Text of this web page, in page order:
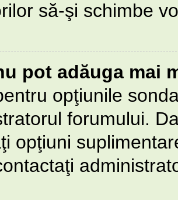
să-şi schimbe
pot adăuga mai
opţiunile
forumului.
opţiuni